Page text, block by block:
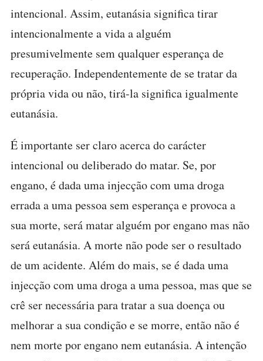
intencional. Assim, eutanásia significa tirar
intencionalmente a vida a alguém
presumivelmente sem qualquer esperança de
recuperação. Independentemente de se tratar da
própria vida ou não, tirá-la significa igualmente
eutanásia.
É importante ser claro acerca do carácter
intencional ou deliberado do matar. Se, por
engano, é dada uma injecção com uma droga
errada a uma pessoa sem esperança e provoca a
sua morte, será matar alguém por engano mas não
será eutanásia. A morte não pode ser o resultado
de um acidente. Além do mais, se é dada uma
injecção com uma droga a uma pessoa, mas que se
crê ser necessária para tratar a sua doença ou
melhorar a sua condição e se morre, então não é
nem morte por engano nem eutanásia. A intenção